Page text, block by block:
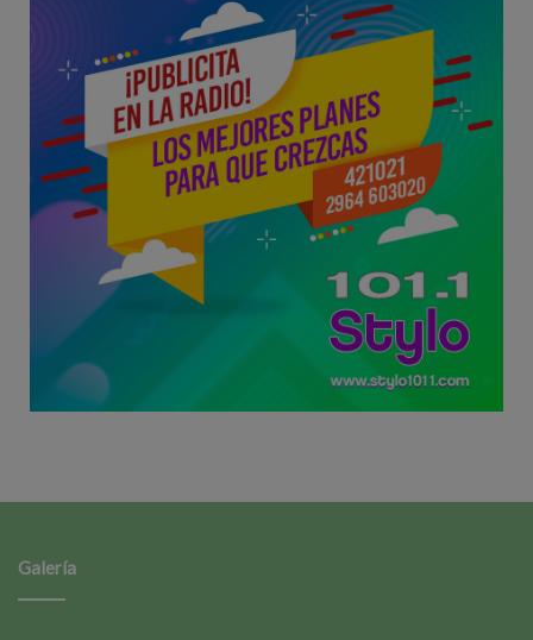
Galería